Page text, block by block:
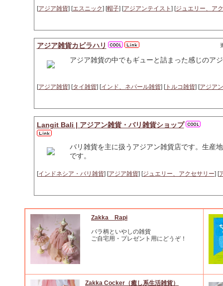
[アジア雑貨] [エスニック] [帽子] [アジアンテイスト ] [ジュエリー、ア
アジア雑貨カビラハリ
アジア雑貨の中でもギューと詰まった感じのア
[アジア雑貨] [タイ雑貨] [インド、ネパール雑貨] [トルコ雑貨] [アジア
Langit Bali | アジアン雑貨・バリ雑貨ショップ
バリ雑貨を主に扱うアジアン雑貨店です。生産
です。
[インドネシア・バリ雑貨] [アジア雑貨] [ジュエリー、アクセサリー] [
Zakka Rapi
バラ柄といやしの雑貨
ご自宅用・プレゼント用にどうぞ！
Zakka Cocker（癒し系生活雑貨）